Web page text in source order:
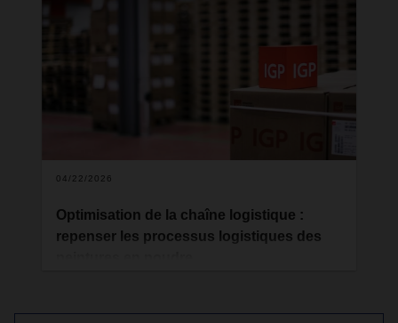
04/22/2026
Optimisation de la chaîne logistique :
repenser les processus logistiques des